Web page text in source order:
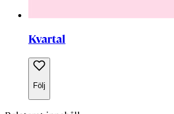
Kvartal
Följ